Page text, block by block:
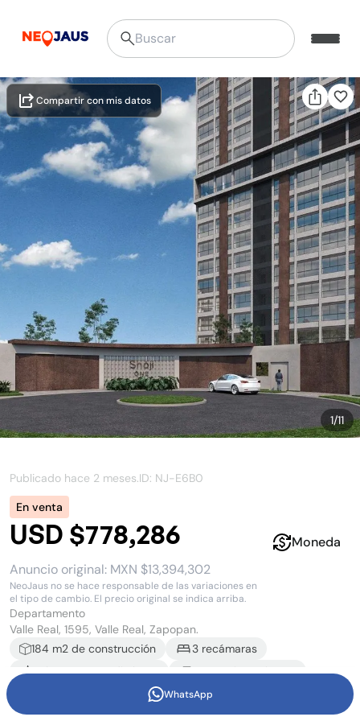
1/11
Compartir con mis datos
Publicado hace 2 meses.ID: NJ-E6B0
En venta
USD $778,286
Anuncio original: MXN $13,394,302
NeoJaus no se hace responsable de las variaciones en
el tipo de cambio. El precio original se indica arriba.
Moneda
Departamento
Valle Real, 1595, Valle Real, Zapopan.
184 m2 de construcción 3 recámaras
3bañosy1medio baño 2estacionamientos
WhatsApp